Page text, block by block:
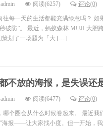
admin 阅读(6257) 评论(0)
往每一天的生活都能充满绿意吗？
破防”。 最近，蚂蚁森林 MUJI 大胆
策划了一场题为「大 […]
不放的海报，是失误还
admin 阅读(6477) 评论(0)
哪个圈会从什么时候卷起来。 最近
海报——让大家找小度。但一开始，